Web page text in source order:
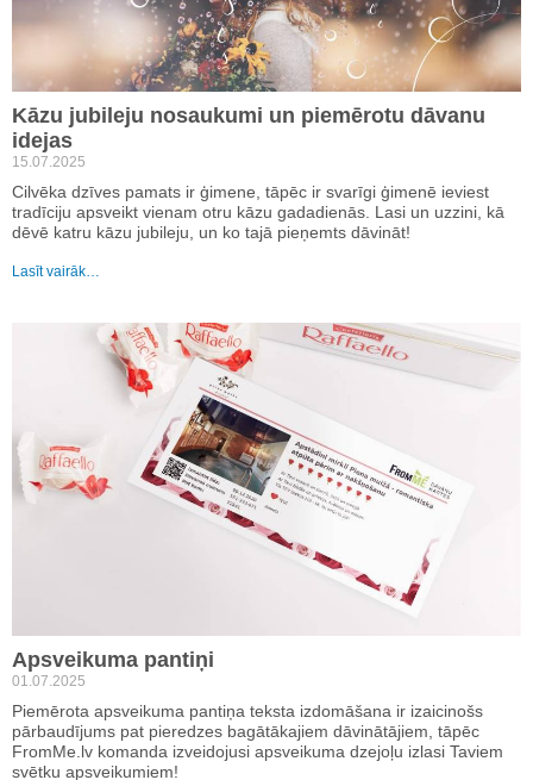
Kāzu jubileju nosaukumi un piemērotu dāvanu
idejas
15.07.2025
Cilvēka dzīves pamats ir ģimene, tāpēc ir svarīgi ģimenē ieviest
tradīciju apsveikt vienam otru kāzu gadadienās. Lasi un uzzini, kā
dēvē katru kāzu jubileju, un ko tajā pieņemts dāvināt!
Lasīt vairāk…
Apsveikuma pantiņi
01.07.2025
Piemērota apsveikuma pantiņa teksta izdomāšana ir izaicinošs
pārbaudījums pat pieredzes bagātākajiem dāvinātājiem, tāpēc
FromMe.lv komanda izveidojusi apsveikuma dzejoļu izlasi Taviem
svētku apsveikumiem!